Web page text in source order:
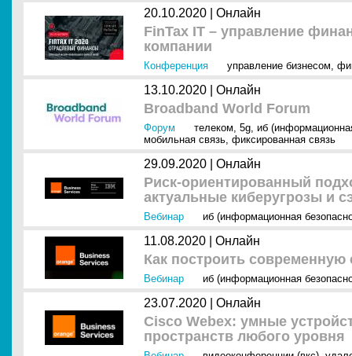
20.10.2020 | Онлайн
FinTax IT – управление
компании
Конференция управление бизнесом,
13.10.2020 | Онлайн
Broadband World Forum
Форум телеком, 5g, иб
мобильная связь, фиксированная связь
29.09.2020 | Онлайн
Риск-ориентированный
актуальные киберугрозы и
Вебинар иб (информационная
11.08.2020 | Онлайн
Как построить
Вебинар иб (информационная
23.07.2020 | Онлайн
Cisco Webex: умные
пространств любого уровня